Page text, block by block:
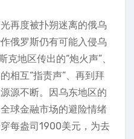
再度被扑朔迷离的俄乌
俄罗斯仍有可能入侵乌
克地区传出的“炮火声”、
相互“指责声”、再到拜
源不断。因乌东地区的
球金融市场的避险情绪
每盎司1900美元，为去